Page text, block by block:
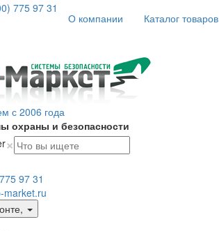
775 97 31
О компании Каталог товаров
с 2006 года
охраны и безопасности
×
97 31
market.ru
,